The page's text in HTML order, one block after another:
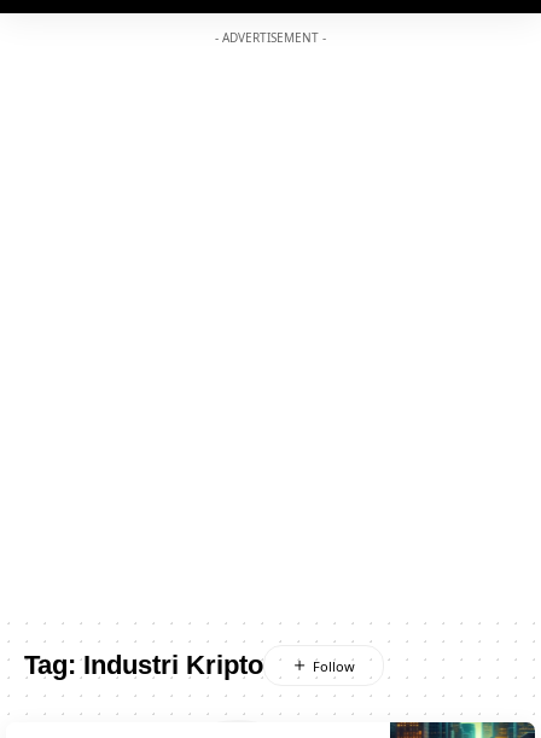
- ADVERTISEMENT -
Tag:Industri Kripto